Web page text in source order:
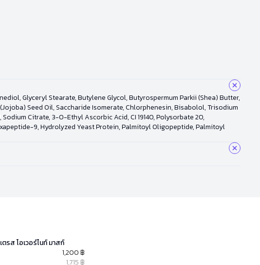
Glyceryl Stearate, Butylene Glycol, Butyrospermum Parkii (Shea) Butter,
Seed Oil, Saccharide Isomerate, Chlorphenesin, Bisabolol, Trisodium
Citrate, 3-O-Ethyl Ascorbic Acid, CI 19140, Polysorbate 20,
9, Hydrolyzed Yeast Protein, Palmitoyl Oligopeptide, Palmitoyl
รส โอเวอร์ไนท์ มาสก์
1,200 ฿
1,715 ฿